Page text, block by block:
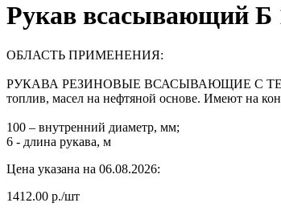
Рукав всасывающий Б
ОБЛАСТЬ ПРИМЕНЕНИЯ:
РУКАВА РЕЗИНОВЫЕ ВСАСЫВАЮЩИЕ С
топлив, масел на нефтяной основе. Имеют на
100 – внутренний диаметр, мм;
6 - длина рукава, м
Цена указана на 06.08.2026:
1412.00 р./шт